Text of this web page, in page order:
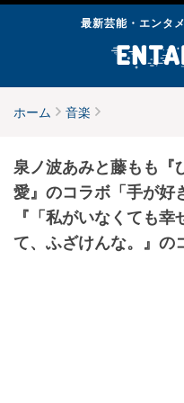
最新芸能・エンタ
ホーム 音楽
泉ノ波あみと藤もも『
愛』のコラボ「手が好
『「私がいなくても
て、ふざけんな。』の